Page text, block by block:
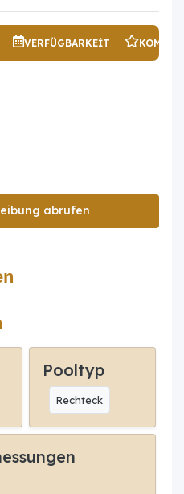
VERFÜGBARKEIT
abrufen
Pooltyp
Rechteck